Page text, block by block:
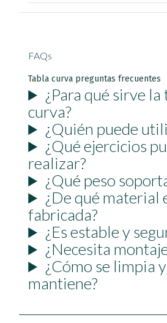
FAQs
Tabla curva preguntas frecuentes
¿Para qué sirve la
curva?
¿Quién puede
¿Qué ejercicios
realizar?
¿Qué peso
¿De qué material
fabricada?
¿Es estable y
¿Necesita
¿Cómo se limpia y
mantiene?